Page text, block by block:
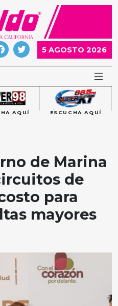
5 AGOSTO 2026
AQUÍ ESCUCHA AQUÍ
de Marina
de
para
mayores